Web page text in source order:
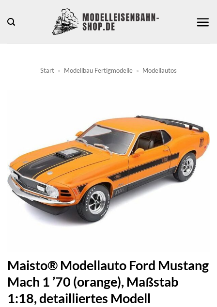
Inhalt
Start » Modellbau Fertigmodelle » Modellautos
Maisto® Modellauto Ford Mustang
Mach 1 ’70 (orange), Maßstab
1:18, detailliertes Modell